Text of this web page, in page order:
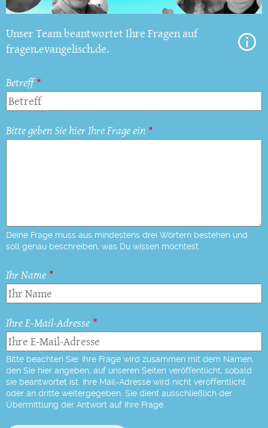
Unser Team beantwortet Ihre Fragen auf
fragen.evangelisch.de.
Betreff
Bitte geben Sie hier Ihre Frage ein
Deine Frage muss aus mindestens drei Wörtern bestehen und
soll genau beschreiben, was Du wissen möchtest.
Ihr Name
Ihre E-Mail-Adresse
Bitte beachten Sie: Ihre Frage wird zusammen mit dem Namen,
den Sie hier angeben, auf unseren Seiten veröffentlicht, sobald
sie beantwortet ist. Ihre Mail-Adresse wird nicht veröffentlicht
oder an dritte weitergegeben. Sie dient ausschließlich der
Übermittlung der Antwort auf Ihre Frage.